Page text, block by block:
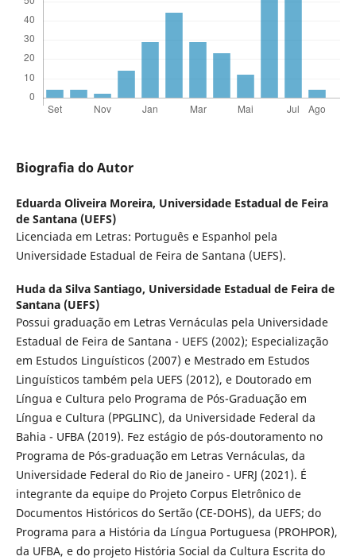
Biografia do Autor
Eduarda Oliveira Moreira, Universidade Estadual de Feira
de Santana (UEFS)
Licenciada em Letras: Português e Espanhol pela
Universidade Estadual de Feira de Santana (UEFS).
Huda da Silva Santiago, Universidade Estadual de Feira de
Santana (UEFS)
Possui graduação em Letras Vernáculas pela Universidade
Estadual de Feira de Santana - UEFS (2002); Especialização
em Estudos Linguísticos (2007) e Mestrado em Estudos
Linguísticos também pela UEFS (2012), e Doutorado em
Língua e Cultura pelo Programa de Pós-Graduação em
Língua e Cultura (PPGLINC), da Universidade Federal da
Bahia - UFBA (2019). Fez estágio de pós-doutoramento no
Programa de Pós-graduação em Letras Vernáculas, da
Universidade Federal do Rio de Janeiro - UFRJ (2021). É
integrante da equipe do Projeto Corpus Eletrônico de
Documentos Históricos do Sertão (CE-DOHS), da UEFS; do
Programa para a História da Língua Portuguesa (PROHPOR),
da UFBA, e do projeto História Social da Cultura Escrita do